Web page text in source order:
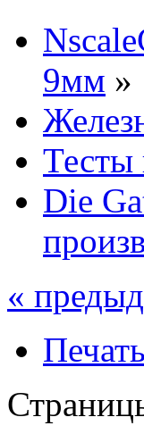
9мм »
Тесты
Die
«
Печать